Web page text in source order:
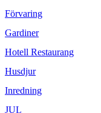
Förvaring
Gardiner
Hotell Restaurang
Husdjur
Inredning
JUL